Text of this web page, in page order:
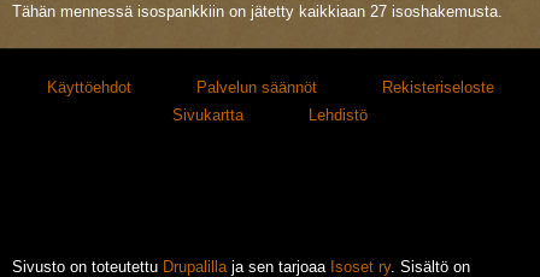
Tähän mennessä isospankkiin on jätetty kaikkiaan 27 isoshakemusta.
Käyttöehdot Palvelun säännöt
Rekisteriseloste
Sivukartta
Lehdistö
Sivusto on toteutettu Drupalillaja sen tarjoaa Isoset ry. Sisältö on